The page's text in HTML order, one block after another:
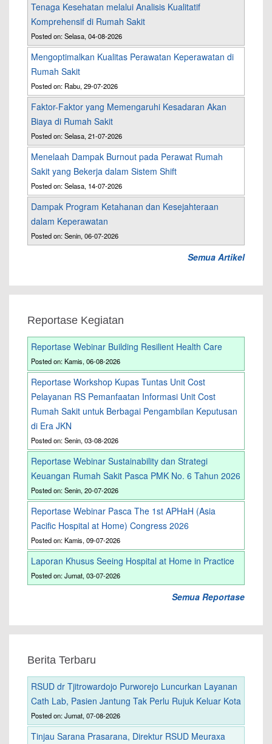
Tenaga Kesehatan melalui Analisis Kualitatif
Komprehensif di Rumah Sakit
Posted on: Selasa, 04-08-2026
Mengoptimalkan Kualitas Perawatan Keperawatan di
Rumah Sakit
Posted on: Rabu, 29-07-2026
Faktor-Faktor yang Memengaruhi Kesadaran Akan
Biaya di Rumah Sakit
Posted on: Selasa, 21-07-2026
Menelaah Dampak Burnout pada Perawat Rumah
Sakit yang Bekerja dalam Sistem Shift
Posted on: Selasa, 14-07-2026
Dampak Program Ketahanan dan Kesejahteraan
dalam Keperawatan
Posted on: Senin, 06-07-2026
Semua Artikel
Reportase Kegiatan
Reportase Webinar Building Resilient Health Care
Posted on: Kamis, 06-08-2026
Reportase Workshop Kupas Tuntas Unit Cost
Pelayanan RS Pemanfaatan Informasi Unit Cost
Rumah Sakit untuk Berbagai Pengambilan Keputusan
di Era JKN
Posted on: Senin, 03-08-2026
Reportase Webinar Sustainability dan Strategi
Keuangan Rumah Sakit Pasca PMK No. 6 Tahun 2026
Posted on: Senin, 20-07-2026
Reportase Webinar Pasca The 1st APHaH (Asia
Pacific Hospital at Home) Congress 2026
Posted on: Kamis, 09-07-2026
Laporan Khusus Seeing Hospital at Home in Practice
Posted on: Jumat, 03-07-2026
Semua Reportase
Berita Terbaru
RSUD dr Tjitrowardojo Purworejo Luncurkan Layanan
Cath Lab, Pasien Jantung Tak Perlu Rujuk Keluar Kota
Posted on: Jumat, 07-08-2026
Tinjau Sarana Prasarana, Direktur RSUD Meuraxa